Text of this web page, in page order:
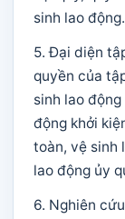
sinh lao động.
5. Đại diện
quyền của
sinh lao
động khởi
toàn, vệ sinh
lao động ủy
6. Nghiên